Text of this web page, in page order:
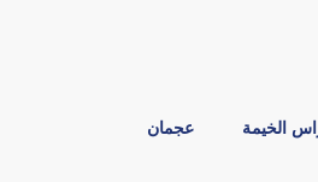
الخيمة عجمان